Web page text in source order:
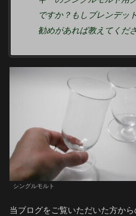
ですか？もしブレンデッ
勧めがあれば教えてくださ
シングルモルト
当ブログをご覧いただいた方か